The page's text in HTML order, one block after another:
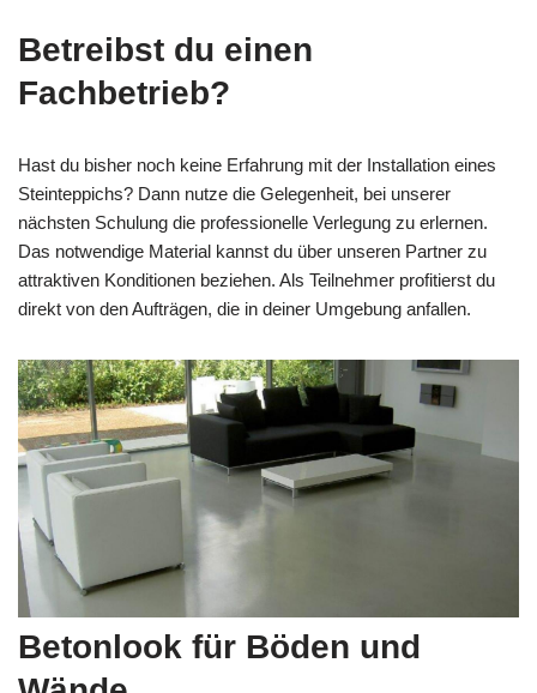
Betreibst du einen
Fachbetrieb?
Hast du bisher noch keine Erfahrung mit der Installation eines
Steinteppichs? Dann nutze die Gelegenheit, bei unserer
nächsten Schulung die professionelle Verlegung zu erlernen.
Das notwendige Material kannst du über unseren Partner zu
attraktiven Konditionen beziehen. Als Teilnehmer profitierst du
direkt von den Aufträgen, die in deiner Umgebung anfallen.
Betonlook für Böden und